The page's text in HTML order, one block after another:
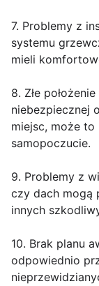
7. Problemy z
systemu
mieli
8. Złe
niebezpiecznej
miejsc, może to
samopoczucie.
9. Problemy z
czy dach mogą
innych
10. Brak planu
odpowiednio